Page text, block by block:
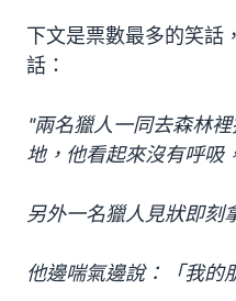
下文是票數最多的笑話
話：
"兩名獵人一同去森林
地，他看起來沒有呼吸
另外一名獵人見狀即刻
他邊喘氣邊說：「我的